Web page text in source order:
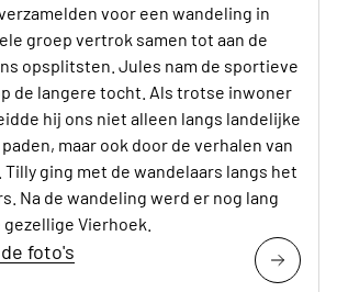
voor een wandeling in
groep vertrok samen tot aan de
opsplitsten. Jules nam de sportieve
de langere tocht. Als trotse inwoner
hij ons niet alleen langs landelijke
maar ook door de verhalen van
ging met de wandelaars langs het
Na de wandeling werd er nog lang
Vierhoek.
foto's